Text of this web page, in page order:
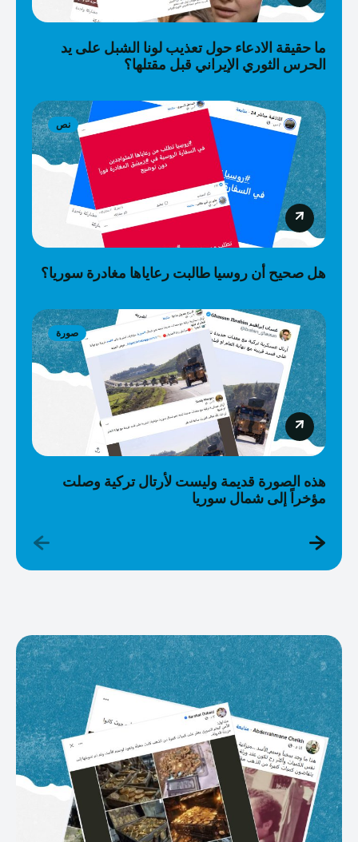
ما حقيقة الادعاء حول تعذيب لونا الشبل على يد
الحرس الثوري الإيراني قبل مقتلها؟
نص
هل صحيح أن روسيا طالبت رعاياها مغادرة سوريا؟
صورة
هذه الصورة قديمة وليست لأرتال تركية وصلت
مؤخراً إلى شمال سوريا